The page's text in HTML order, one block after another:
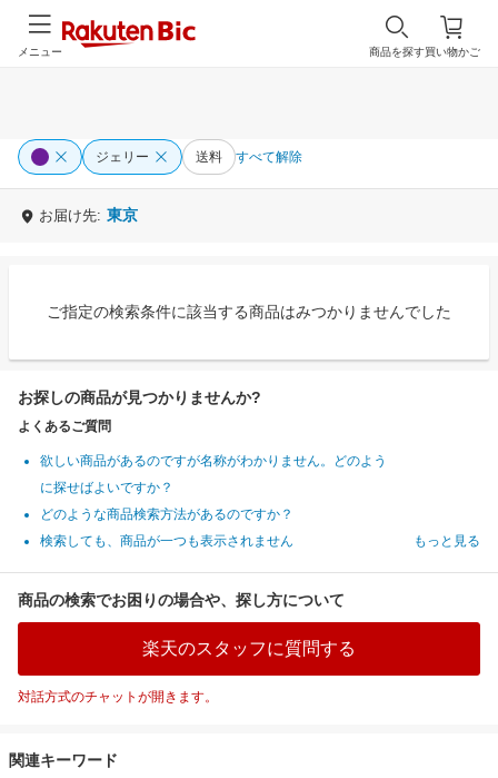
買い物かご
商品を探す
メニュー
ジェリー 送料 すべて解除
お届け先: 東京
ご指定の検索条件に該当する商品はみつかりませんでした
お探しの商品が見つかりませんか?
よくあるご質問
欲しい商品があるのですが名称がわかりません。どのよう
に探せばよいですか？
どのような商品検索方法があるのですか？
検索しても、商品が一つも表示されません
もっと見る
商品の検索でお困りの場合や、探し方について
楽天のスタッフに質問する
対話方式のチャットが開きます。
関連キーワード